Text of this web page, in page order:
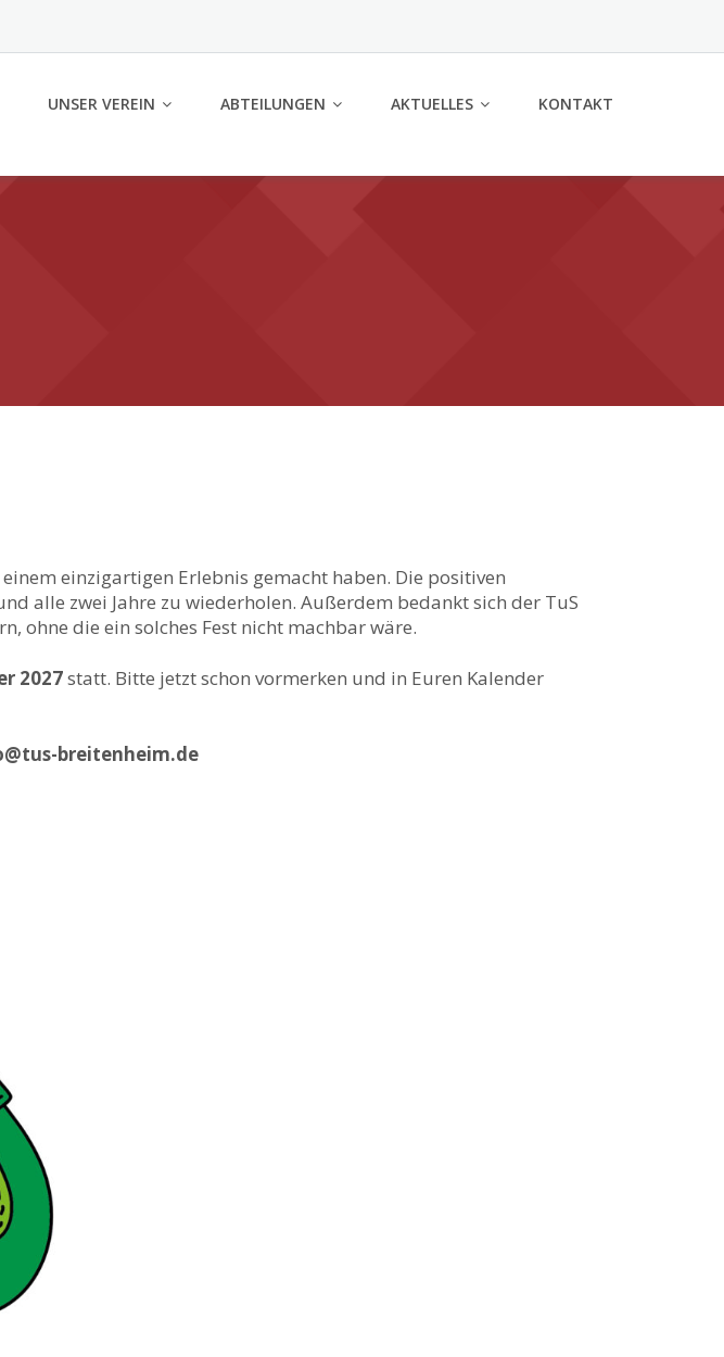
UNSER VEREIN ABTEILUNGEN AKTUELLES KONTAKT
einzigartigen Erlebnis gemacht haben. Die positiven
alle zwei Jahre zu wiederholen. Außerdem bedankt sich der TuS
ohne die ein solches Fest nicht machbar wäre.
2027statt. Bitte jetzt schon vormerken und in Euren Kalender
breitenheim.de